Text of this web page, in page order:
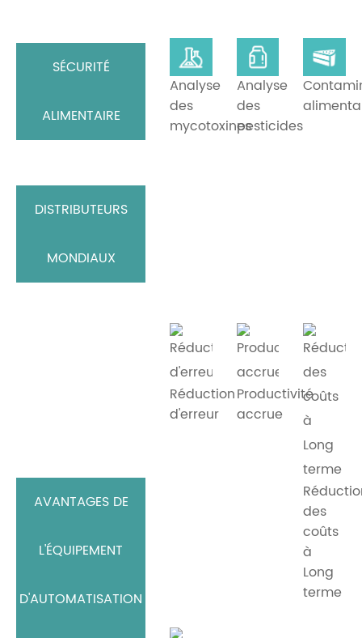
SÉCURITÉ
ALIMENTAIRE
Analyse
des
mycotoxines
Analyse
des
pesticides
DISTRIBUTEURS
MONDIAUX
AVANTAGES DE
L'ÉQUIPEMENT
D'AUTOMATISATION
Réduction
d'erreur
Productivité
accrue
des
coûts
à
Long
terme